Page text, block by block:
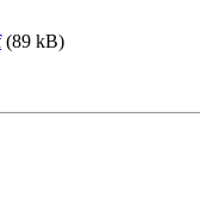
(89 kB)